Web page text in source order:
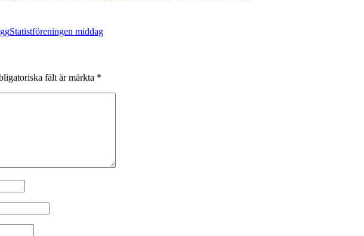
Statistföreningen middag
fält är märkta *